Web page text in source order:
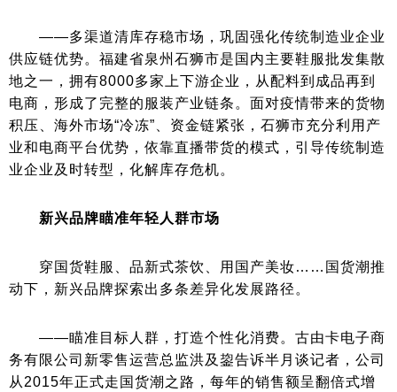
——多渠道清库存稳市场，巩固强化传统制造业企业
供应链优势。福建省泉州石狮市是国内主要鞋服批发集散
地之一，拥有8000多家上下游企业，从配料到成品再到
电商，形成了完整的服装产业链条。面对疫情带来的货物
积压、海外市场“冷冻”、资金链紧张，石狮市充分利用产
业和电商平台优势，依靠直播带货的模式，引导传统制造
业企业及时转型，化解库存危机。
新兴品牌瞄准年轻人群市场
穿国货鞋服、品新式茶饮、用国产美妆……国货潮推
动下，新兴品牌探索出多条差异化发展路径。
——瞄准目标人群，打造个性化消费。古由卡电子商
务有限公司新零售运营总监洪及鋆告诉半月谈记者，公司
从2015年正式走国货潮之路，每年的销售额呈翻倍式增